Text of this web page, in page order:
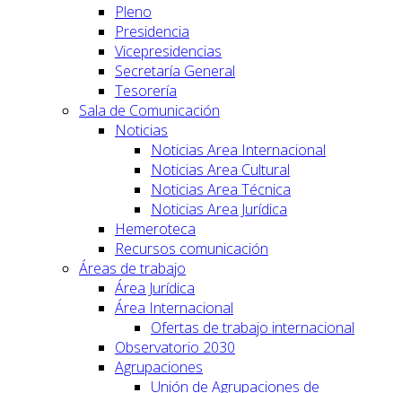
Pleno
Presidencia
Vicepresidencias
Secretaría General
Tesorería
Sala de Comunicación
Noticias
Noticias Area Internacional
Noticias Area Cultural
Noticias Area Técnica
Noticias Area Jurídica
Hemeroteca
Recursos comunicación
Áreas de trabajo
Área Jurídica
Área Internacional
Ofertas de trabajo internacional
Observatorio 2030
Agrupaciones
Unión de Agrupaciones de